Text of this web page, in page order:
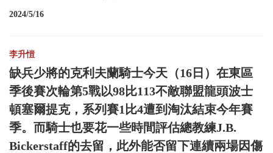
2024/5/16
李升愷
缺兵少將的克利夫蘭騎士今天（16日）在東區
季後賽次輪第5戰以98比113不敵聯盟龍頭波士
頓塞爾提克，系列賽1比4遭到淘汰結束今年賽
季。而騎士也要花一些時間評估總教練J.B.
Bickerstaff的去留，此外能否留下連續兩場因傷